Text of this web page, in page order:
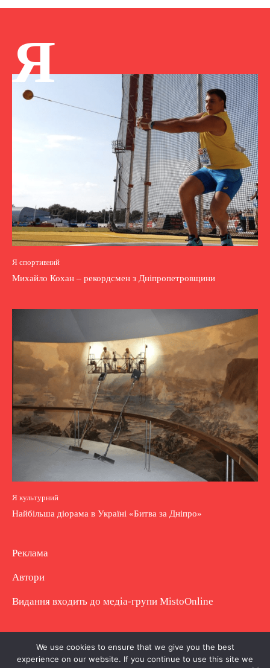
Я
Я спортивний
Михайло Кохан – рекордсмен з Дніпропетровщини
Я культурний
Найбільша діорама в Україні «Битва за Дніпро»
Реклама
Автори
Видання входить до медіа-групи MistoOnline
Copyright © Повне використання матеріалу
заборонено. Частково можна з гіперпосиланням.
We use cookies to ensure that we give you the best
experience on our website. If you continue to use this site we